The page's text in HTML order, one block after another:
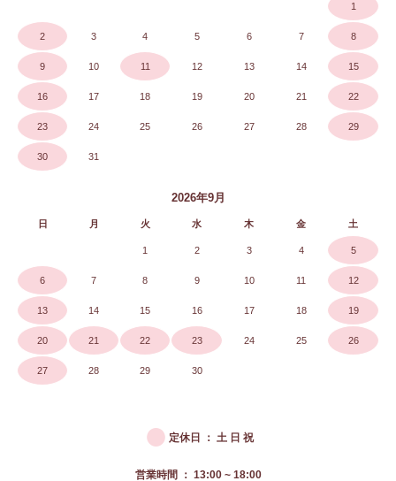
1
2 3 4 5 6 7 8
9 10 11 12 13 14 15
16 17 18 19 20 21 22
23 24 25 26 27 28 29
30 31
2026年9月
日 月 火 水 木 金 土
1 2 3 4 5
6 7 8 9 10 11 12
13 14 15 16 17 18 19
20 21 22 23 24 25 26
27 28 29 30
● 定休日 ： 土 日 祝
営業時間 ： 13:00 ~ 18:00